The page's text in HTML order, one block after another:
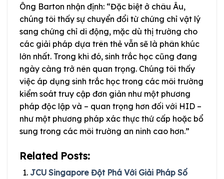
Ông Barton nhận định: “Đặc biệt ở châu Âu,
chúng tôi thấy sự chuyển đổi từ chứng chỉ vật lý
sang chứng chỉ di động, mặc dù thị trường cho
các giải pháp dựa trên thẻ vẫn sẽ là phân khúc
lớn nhất. Trong khi đó, sinh trắc học cũng đang
ngày càng trở nên quan trọng. Chúng tôi thấy
việc áp dụng sinh trắc học trong các môi trường
kiểm soát truy cập đơn giản như một phương
pháp độc lập và – quan trọng hơn đối với HID –
như một phương pháp xác thực thứ cấp hoặc bổ
sung trong các môi trường an ninh cao hơn.”
Related Posts:
JCU Singapore Đột Phá Với Giải Pháp Số